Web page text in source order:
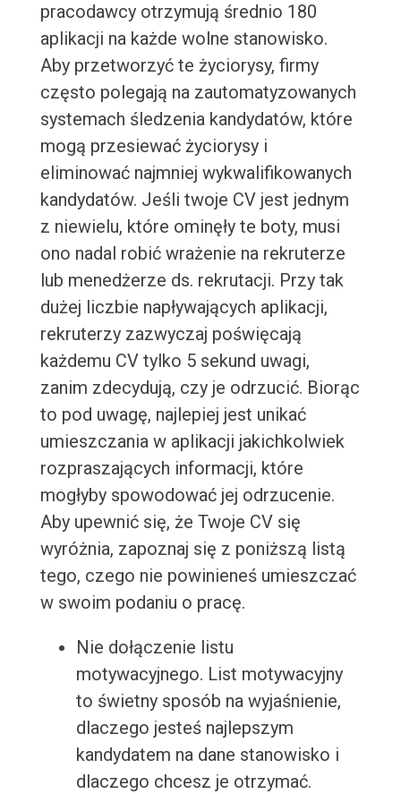
pracodawcy otrzymują średnio 180
aplikacji na każde wolne stanowisko.
Aby przetworzyć te życiorysy, firmy
często polegają na zautomatyzowanych
systemach śledzenia kandydatów, które
mogą przesiewać życiorysy i
eliminować najmniej wykwalifikowanych
kandydatów. Jeśli twoje CV jest jednym
z niewielu, które ominęły te boty, musi
ono nadal robić wrażenie na rekruterze
lub menedżerze ds. rekrutacji. Przy tak
dużej liczbie napływających aplikacji,
rekruterzy zazwyczaj poświęcają
każdemu CV tylko 5 sekund uwagi,
zanim zdecydują, czy je odrzucić. Biorąc
to pod uwagę, najlepiej jest unikać
umieszczania w aplikacji jakichkolwiek
rozpraszających informacji, które
mogłyby spowodować jej odrzucenie.
Aby upewnić się, że Twoje CV się
wyróżnia, zapoznaj się z poniższą listą
tego, czego nie powinieneś umieszczać
w swoim podaniu o pracę.
Nie dołączenie listu
motywacyjnego. List motywacyjny
to świetny sposób na wyjaśnienie,
dlaczego jesteś najlepszym
kandydatem na dane stanowisko i
dlaczego chcesz je otrzymać.